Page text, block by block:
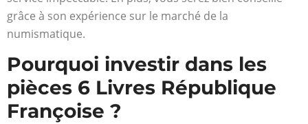
grâce à son expérience sur le marché de la
numismatique.
Pourquoi investir dans les
pièces 6 Livres République
Françoise ?